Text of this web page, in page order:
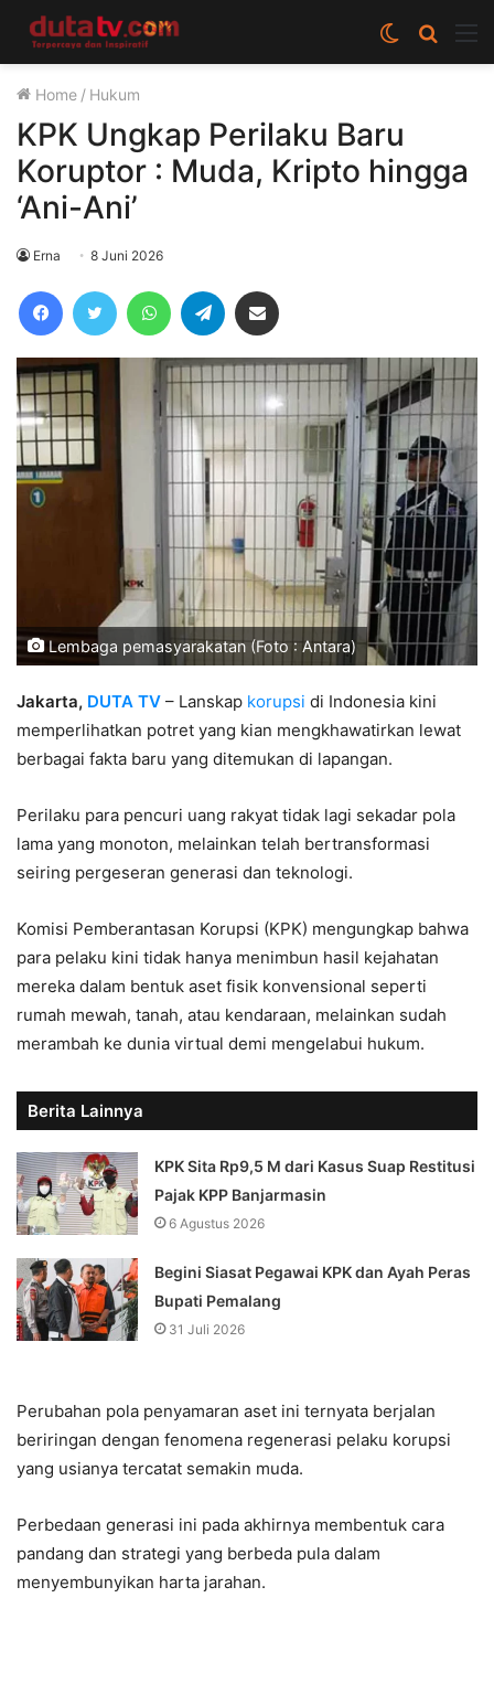
Cari
berita
Switch
skin
Home / Hukum
KPK Ungkap Perilaku Baru
Koruptor : Muda, Kripto hingga
‘Ani-Ani’
Erna 8 Juni 2026
FacebookTwitter WhatsAppTelegram
Lembaga pemasyarakatan (Foto : Antara)
Jakarta, DUTA TV – Lanskap korupsi di Indonesia kini
memperlihatkan potret yang kian mengkhawatirkan lewat
berbagai fakta baru yang ditemukan di lapangan.
Perilaku para pencuri uang rakyat tidak lagi sekadar pola
lama yang monoton, melainkan telah bertransformasi
seiring pergeseran generasi dan teknologi.
Komisi Pemberantasan Korupsi (KPK) mengungkap bahwa
para pelaku kini tidak hanya menimbun hasil kejahatan
mereka dalam bentuk aset fisik konvensional seperti
rumah mewah, tanah, atau kendaraan, melainkan sudah
merambah ke dunia virtual demi mengelabui hukum.
Berita Lainnya
KPK Sita Rp9,5 M dari Kasus Suap Restitusi
Pajak KPP Banjarmasin
6 Agustus 2026
Begini Siasat Pegawai KPK dan Ayah Peras
Bupati Pemalang
31 Juli 2026
Perubahan pola penyamaran aset ini ternyata berjalan
beriringan dengan fenomena regenerasi pelaku korupsi
yang usianya tercatat semakin muda.
Perbedaan generasi ini pada akhirnya membentuk cara
pandang dan strategi yang berbeda pula dalam
menyembunyikan harta jarahan.